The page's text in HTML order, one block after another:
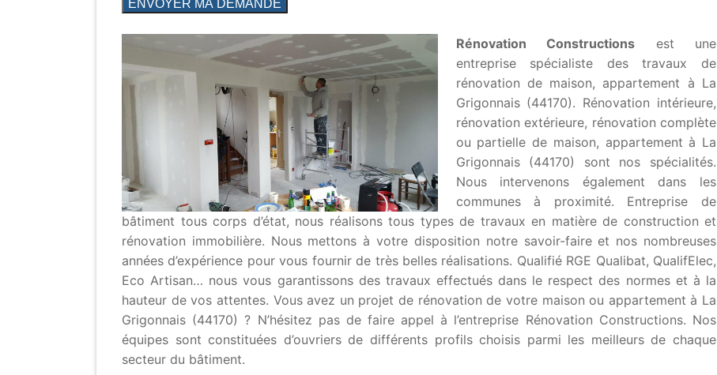
Rénovation Constructions est une
entreprise spécialiste des travaux de
rénovation de maison, appartement à La
Grigonnais (44170). Rénovation intérieure,
rénovation extérieure, rénovation complète
ou partielle de maison, appartement à La
Grigonnais (44170) sont nos spécialités.
Nous intervenons également dans les
communes à proximité. Entreprise de
bâtiment tous corps d’état, nous réalisons tous types de travaux en matière de construction et
rénovation immobilière. Nous mettons à votre disposition notre savoir-faire et nos nombreuses
années d’expérience pour vous fournir de très belles réalisations. Qualifié RGE Qualibat, QualifElec,
Eco Artisan… nous vous garantissons des travaux effectués dans le respect des normes et à la
hauteur de vos attentes. Vous avez un projet de rénovation de votre maison ou appartement à La
Grigonnais (44170) ? N’hésitez pas de faire appel à l’entreprise Rénovation Constructions. Nos
équipes sont constituées d’ouvriers de différents profils choisis parmi les meilleurs de chaque
secteur du bâtiment.